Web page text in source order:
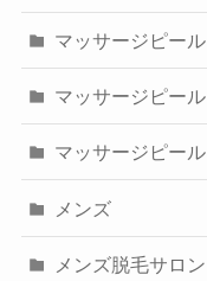
マッサージピール
マッサージピール
マッサージピール
メンズ
メンズ脱毛サロン